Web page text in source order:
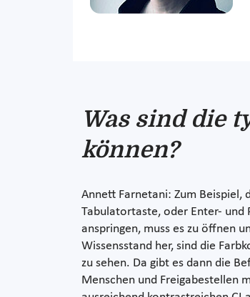
Was sind die
können?
Annett Farnetani: Zum
Tabulatortaste, oder Enter-
anspringen, muss es zu öffnen
Wissensstand her, sind die
zu sehen. Da gibt es dann die
Menschen und Freigabestellen